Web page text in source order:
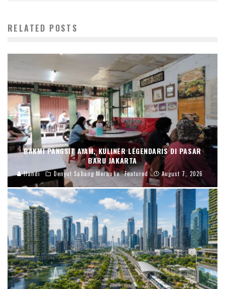
RELATED POSTS
BAKMI PANGSIT AYAM, KULINER LEGENDARIS DI PASAR
BARU JAKARTA
Handi Denyut Sabang Merauke Featured August 7, 2026